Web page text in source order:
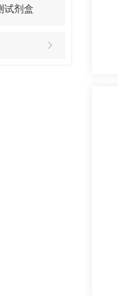
试剂盒